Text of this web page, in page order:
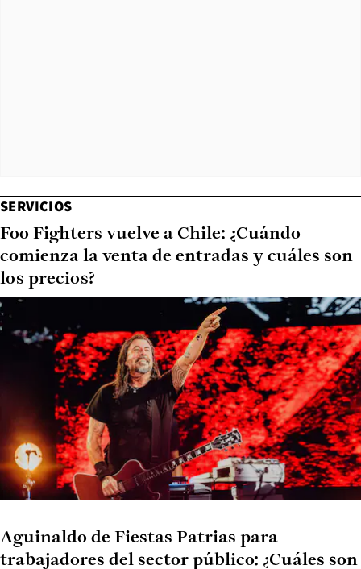
SERVICIOS
Foo Fighters vuelve a Chile: ¿Cuándo
comienza la venta de entradas y cuáles son
los precios?
Aguinaldo de Fiestas Patrias para
trabajadores del sector público: ¿Cuáles son